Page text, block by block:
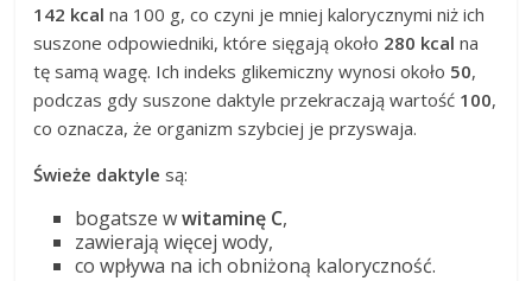
142 kcal na 100 g, co czyni je mniej kalorycznymi niż ich
suszone odpowiedniki, które sięgają około 280 kcal na
tę samą wagę. Ich indeks glikemiczny wynosi około 50,
podczas gdy suszone daktyle przekraczają wartość 100,
co oznacza, że organizm szybciej je przyswaja.
Świeże daktyle są:
bogatsze wwitaminę C,
zawierają więcej wody,
co wpływa na ich obniżoną kaloryczność.